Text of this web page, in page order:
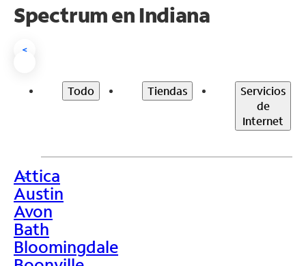
Spectrum en Indiana
<
Todo Tiendas
Servicios
de
Internet
>
Attica
Austin
Avon
Bath
Bloomingdale